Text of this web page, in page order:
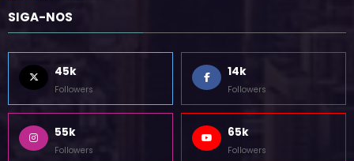
SIGA-NOS
45k
Followers
14k
Followers
55k 65k